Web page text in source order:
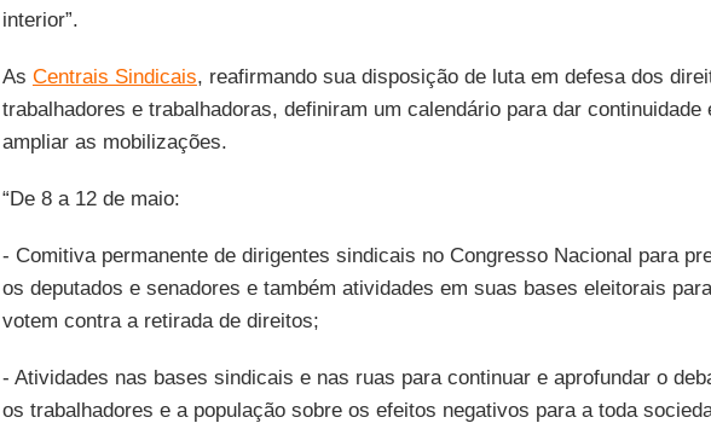
interior”.
As Centrais Sindicais, reafirmando sua disposição de luta em defesa dos
trabalhadores e trabalhadoras, definiram um calendário para dar continuidade
ampliar as mobilizações.
“De 8 a 12 de maio:
- Comitiva permanente de dirigentes sindicais no Congresso Nacional para
os deputados e senadores e também atividades em suas bases eleitorais
votem contra a retirada de direitos;
- Atividades nas bases sindicais e nas ruas para continuar e aprofundar o
os trabalhadores e a população sobre os efeitos negativos para a toda